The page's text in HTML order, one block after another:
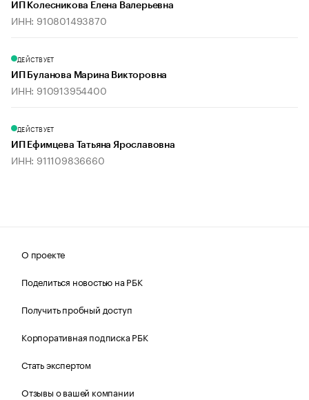
ИП Колесникова Елена Валерьевна
ИНН: 910801493870
ДЕЙСТВУЕТ
ИП Буланова Марина Викторовна
ИНН: 910913954400
ДЕЙСТВУЕТ
ИП Ефимцева Татьяна Ярославовна
ИНН: 911109836660
О проекте
Поделиться новостью на РБК
Получить пробный доступ
Корпоративная подписка РБК
Стать экспертом
Отзывы о вашей компании